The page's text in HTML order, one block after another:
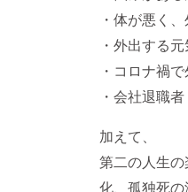
・体が悪く
・外出する
・コロナ禍
・会社退職
加えて、
第二の人生
化、孤独死